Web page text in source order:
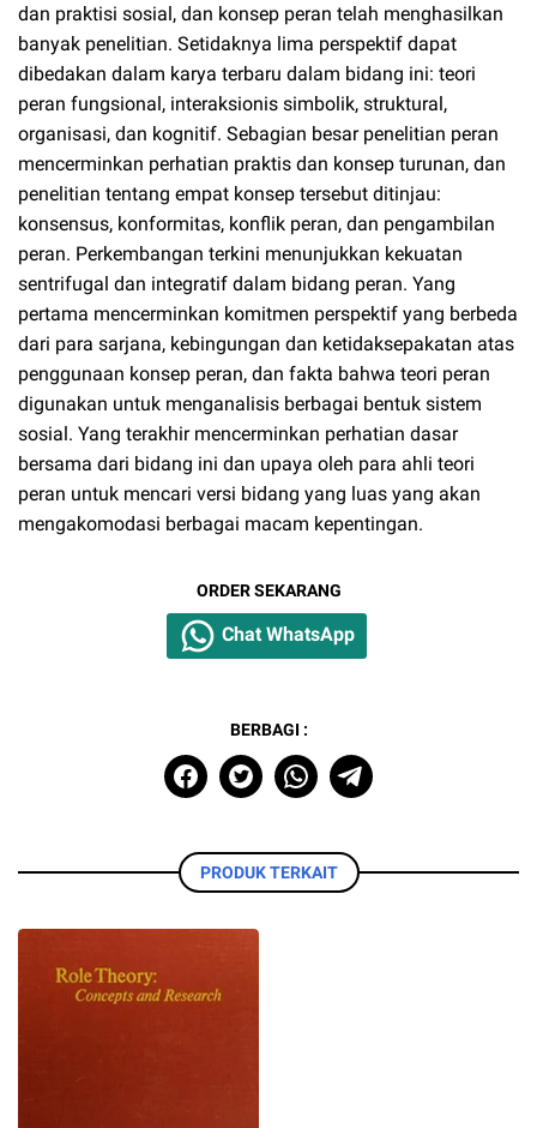
dan praktisi sosial, dan konsep peran telah menghasilkan
banyak penelitian. Setidaknya lima perspektif dapat
dibedakan dalam karya terbaru dalam bidang ini: teori
peran fungsional, interaksionis simbolik, struktural,
organisasi, dan kognitif. Sebagian besar penelitian peran
mencerminkan perhatian praktis dan konsep turunan, dan
penelitian tentang empat konsep tersebut ditinjau:
konsensus, konformitas, konflik peran, dan pengambilan
peran. Perkembangan terkini menunjukkan kekuatan
sentrifugal dan integratif dalam bidang peran. Yang
pertama mencerminkan komitmen perspektif yang berbeda
dari para sarjana, kebingungan dan ketidaksepakatan atas
penggunaan konsep peran, dan fakta bahwa teori peran
digunakan untuk menganalisis berbagai bentuk sistem
sosial. Yang terakhir mencerminkan perhatian dasar
bersama dari bidang ini dan upaya oleh para ahli teori
peran untuk mencari versi bidang yang luas yang akan
mengakomodasi berbagai macam kepentingan.
ORDER SEKARANG
Chat WhatsApp
BERBAGI :
PRODUK TERKAIT